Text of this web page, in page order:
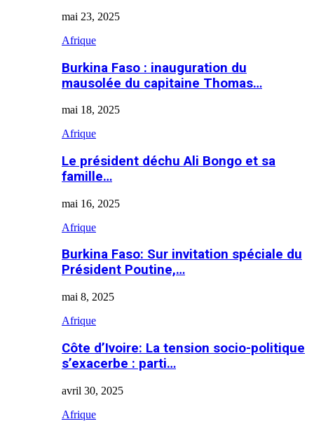
mai 23, 2025
Afrique
Burkina Faso : inauguration du
mausolée du capitaine Thomas…
mai 18, 2025
Afrique
Le président déchu Ali Bongo et sa
famille…
mai 16, 2025
Afrique
Burkina Faso: Sur invitation spéciale du
Président Poutine,…
mai 8, 2025
Afrique
Côte d’Ivoire: La tension socio-politique
s’exacerbe : parti…
avril 30, 2025
Afrique